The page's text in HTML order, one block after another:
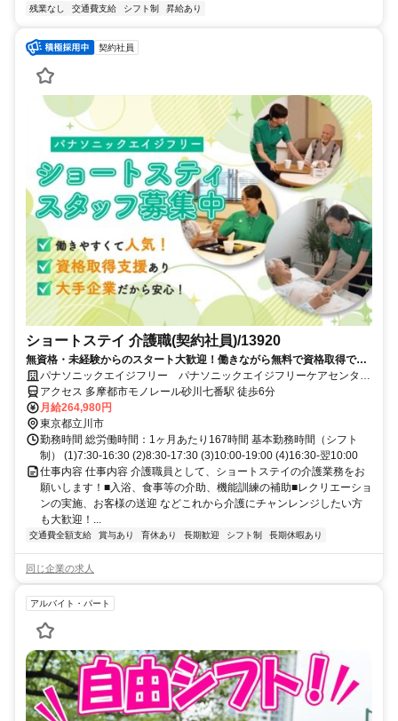
残業なし 交通費支給 シフト制 昇給あり
契約社員
ショートステイ 介護職(契約社員)/13920
無資格・未経験からのスタート大歓迎！働きながら無料で資格取得でき
ます！正社員への登用制度もあります。充実した研修制度であなたのキ
ャリアアップを応援します！
パナソニックエイジフリー パナソニックエイジフリーケアセンター
立川柏町・ショートステイ
アクセス 多摩都市モノレール砂川七番駅 徒歩6分
月給264,980円
東京都立川市
勤務時間 総労働時間：1ヶ月あたり167時間 基本勤務時間（シフト
制） (1)7:30-16:30 (2)8:30-17:30 (3)10:00-19:00 (4)16:30-翌10:00
仕事内容 仕事内容 介護職員として、ショートステイの介護業務をお
願いします！■入浴、食事等の介助、機能訓練の補助■レクリエーショ
ンの実施、お客様の送迎 などこれから介護にチャンレンジしたい方
も大歓迎！...
交通費全額支給 賞与あり 育休あり 長期歓迎 シフト制 長期休暇あり
同じ企業の求人
アルバイト・パート